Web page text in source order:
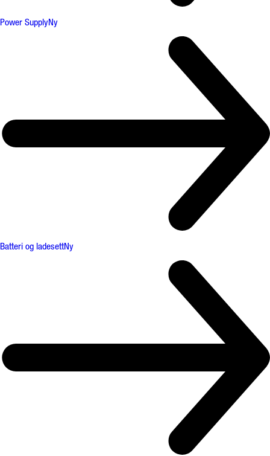
Power SupplyNy
Batteri og ladesettNy